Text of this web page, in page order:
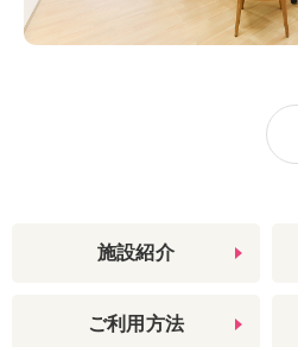
施設紹介
ご利用方法